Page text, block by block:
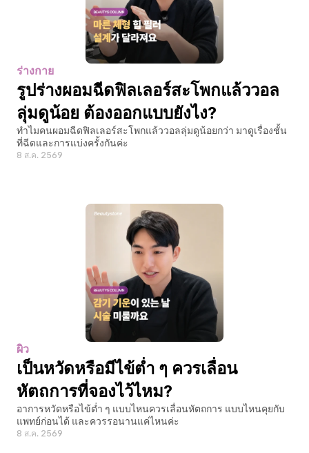
ร่างกาย
รูปร่างผอมฉีดฟิลเลอร์สะโพกแล้ววอล
ลุ่มดูน้อย ต้องออกแบบยังไง?
ทำไมคนผอมฉีดฟิลเลอร์สะโพกแล้ววอลลุ่มดูน้อยกว่า มาดูเรื่องชั้น
ที่ฉีดและการแบ่งครั้งกันค่ะ
8 ส.ค. 2569
ผิว
เป็นหวัดหรือมีไข้ต่ำ ๆ ควรเลื่อน
หัตถการที่จองไว้ไหม?
อาการหวัดหรือไข้ต่ำ ๆ แบบไหนควรเลื่อนหัตถการ แบบไหนคุยกับ
แพทย์ก่อนได้ และควรรอนานแค่ไหนค่ะ
8 ส.ค. 2569